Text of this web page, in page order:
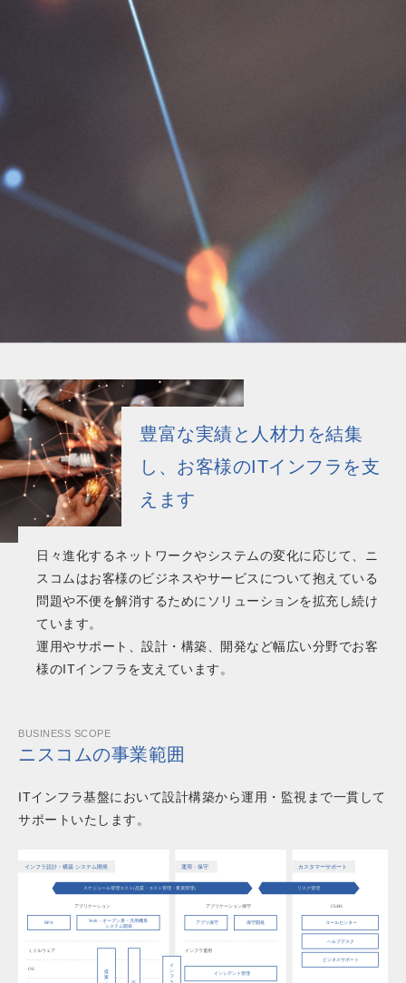
豊富な実績と人材力を結集
し、お客様のITインフラを支
えます
日々進化するネットワークやシステムの変化に応じて、ニ
スコムはお客様のビジネスやサービスについて抱えている
問題や不便を解消するためにソリューションを拡充し続け
ています。
運用やサポート、設計・構築、開発など幅広い分野でお客
様のITインフラを支えています。
BUSINESS SCOPE
ニスコムの事業範囲
ITインフラ基盤において設計構築から運用・監視まで一貫して
サポートいたします。